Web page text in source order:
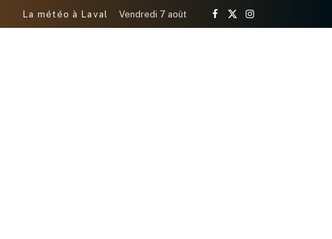
La météo à Laval Vendredi 7 août
Facebook
X
Instagram